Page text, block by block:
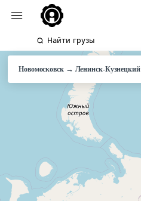
Найти грузы
Новомосковск→ Ленинск-Кузнецкий